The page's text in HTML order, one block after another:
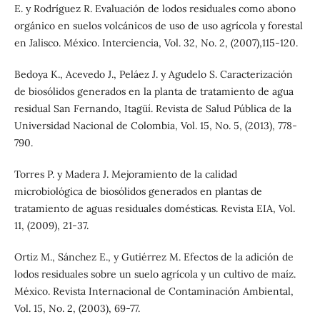
E. y Rodríguez R. Evaluación de lodos residuales como abono
orgánico en suelos volcánicos de uso de uso agrícola y forestal
en Jalisco. México. Interciencia, Vol. 32, No. 2, (2007),115-120.
Bedoya K., Acevedo J., Peláez J. y Agudelo S. Caracterización
de biosólidos generados en la planta de tratamiento de agua
residual San Fernando, Itagüí. Revista de Salud Pública de la
Universidad Nacional de Colombia, Vol. 15, No. 5, (2013), 778-
790.
Torres P. y Madera J. Mejoramiento de la calidad
microbiológica de biosólidos generados en plantas de
tratamiento de aguas residuales domésticas. Revista EIA, Vol.
11, (2009), 21-37.
Ortiz M., Sánchez E., y Gutiérrez M. Efectos de la adición de
lodos residuales sobre un suelo agrícola y un cultivo de maíz.
México. Revista Internacional de Contaminación Ambiental,
Vol. 15, No. 2, (2003), 69-77.